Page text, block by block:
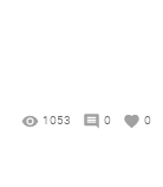
1053 0 0